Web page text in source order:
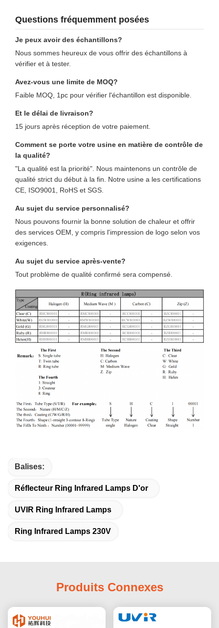
Questions fréquemment posées
Je peux avoir des échantillons?
Nous sommes heureux de vous offrir des échantillons à
vérifier et à tester.
Avez-vous une limite de MOQ?
Faible MOQ, 1pc pour vérifier l'échantillon est disponible.
Et le délai de livraison?
15 jours après réception de votre paiement.
Comment se porte votre usine en matière de contrôle de
la qualité?
"La qualité est la priorité". Nous maintenons un contrôle de
qualité strict du début à la fin. Notre usine a les certifications
CE, ISO9001, RoHS et SGS.
Au sujet du service personnalisé?
Nous pouvons fournir la bonne solution de chaleur et offrir
des services OEM, y compris l'impression de logo selon vos
exigences.
Au sujet du service après-vente?
Tout problème de qualité confirmé sera compensé.
Balises:
Réflecteur Ring Infrared Lamps D'or
UVIR Ring Infrared Lamps
Ring Infrared Lamps 230V
Produits Connexes